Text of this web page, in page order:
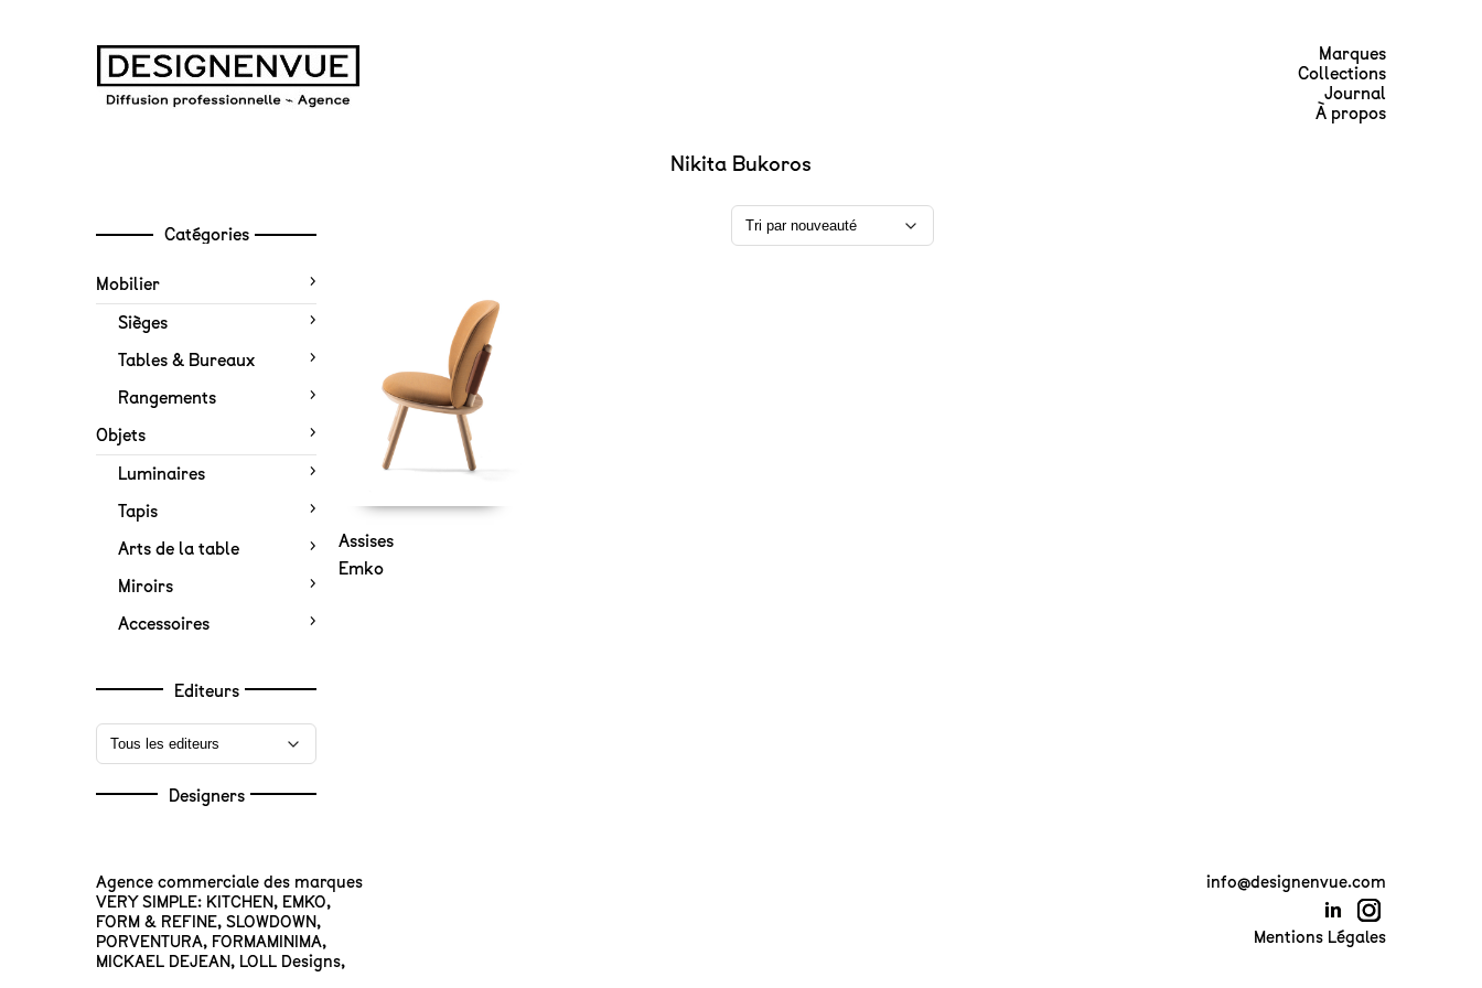
Marques
Collections
Journal
À propos
Nikita Bukoros
Catégories
Mobilier
Sièges
Tables & Bureaux
Rangements
Objets
Luminaires
Tapis
Arts de la table
Miroirs
Accessoires
Editeurs
Designers
Assises
Emko
Agence commerciale des marques
VERY SIMPLE: KITCHEN, EMKO,
FORM & REFINE, SLOWDOWN,
PORVENTURA, FORMAMINIMA,
MICKAEL DEJEAN, LOLL Designs,
info@designenvue.com
Mentions Légales